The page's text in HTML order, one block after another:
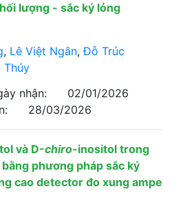
lượng - sắc ký lỏng
, Lê Việt Ngân,Đỗ Trúc
Thúy
nhận:
02/01/2026
28/03/2026
và D-chiro-inositol trong
phương pháp sắc ký
cao detector đo xung ampe